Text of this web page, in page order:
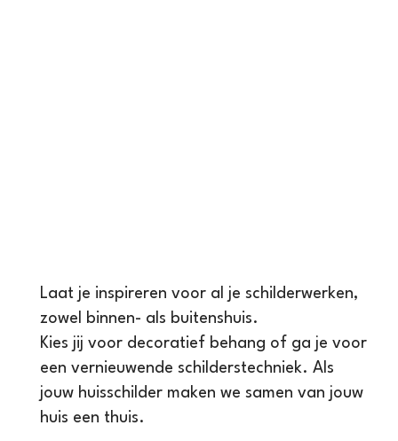
Laat je inspireren voor al je schilderwerken,
zowel binnen- als buitenshuis.
Kies jij voor decoratief behang of ga je voor
een vernieuwende schilderstechniek. Als
jouw huisschilder maken we samen van jouw
huis een thuis.